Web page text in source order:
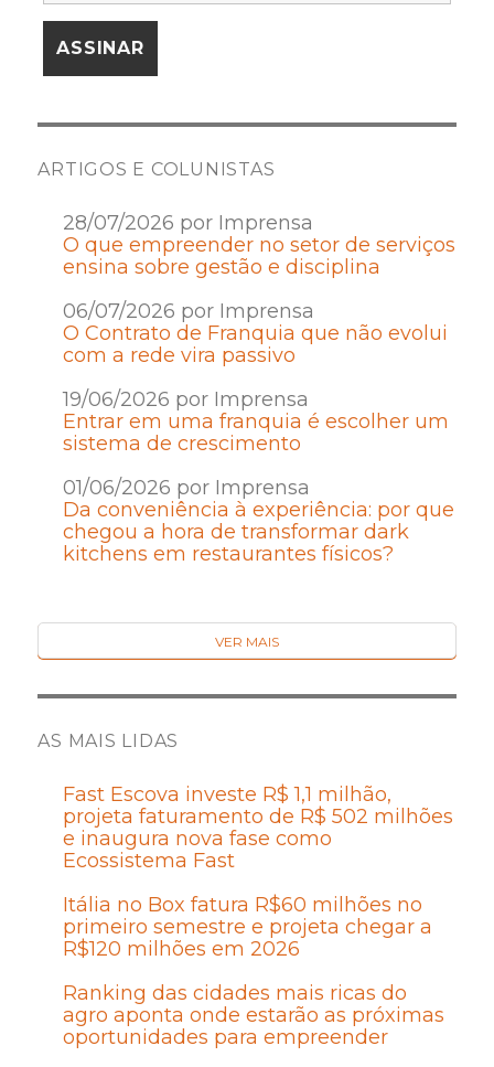
ARTIGOS E COLUNISTAS
28/07/2026 por Imprensa
O que empreender no setor de serviços
ensina sobre gestão e disciplina
06/07/2026 por Imprensa
O Contrato de Franquia que não evolui
com a rede vira passivo
19/06/2026 por Imprensa
Entrar em uma franquia é escolher um
sistema de crescimento
01/06/2026 por Imprensa
Da conveniência à experiência: por que
chegou a hora de transformar dark
kitchens em restaurantes físicos?
VER MAIS
AS MAIS LIDAS
Fast Escova investe R$ 1,1 milhão,
projeta faturamento de R$ 502 milhões
e inaugura nova fase como
Ecossistema Fast
Itália no Box fatura R$60 milhões no
primeiro semestre e projeta chegar a
R$120 milhões em 2026
Ranking das cidades mais ricas do
agro aponta onde estarão as próximas
oportunidades para empreender